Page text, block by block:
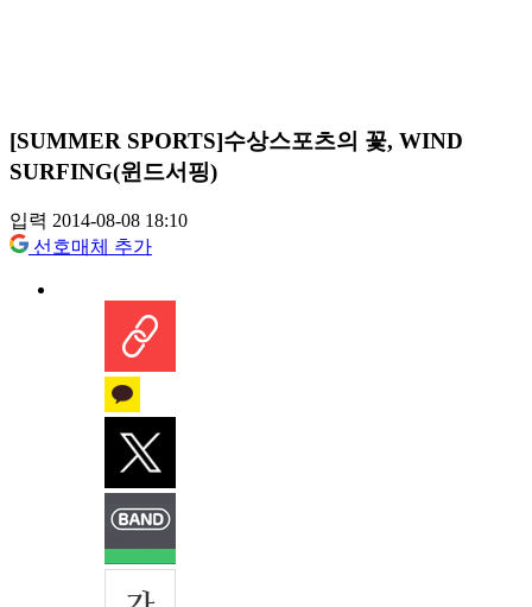
[SUMMER SPORTS]수상스포츠의 꽃, WIND
SURFING(윈드서핑)
입력 2014-08-08 18:10
선호매체 추가